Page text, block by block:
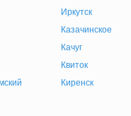
Иркутск
Казачинское
Качуг
Квиток
Киренск